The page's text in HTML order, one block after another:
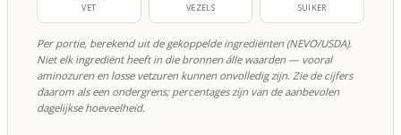
VET VEZELS SUIKER
Per portie, berekend uit de gekoppelde ingrediënten (NEVO/USDA).
Niet elk ingrediënt heeft in die bronnen álle waarden — vooral
aminozuren en losse vetzuren kunnen onvolledig zijn. Zie de cijfers
daarom als een ondergrens; percentages zijn van de aanbevolen
dagelijkse hoeveelheid.